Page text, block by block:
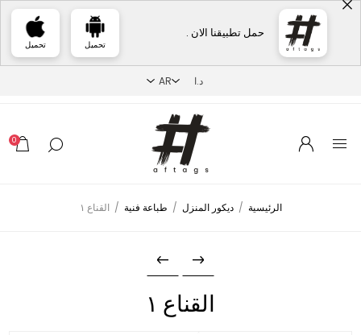
حمل تطبيقنا الان .
تحميل تحميل
0
الرئيسية / ديكور المنزل / طباعة فنية / القناع ١
القناع ١